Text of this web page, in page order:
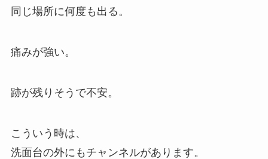
同じ場所に何度も出る。
痛みが強い。
跡が残りそうで不安。
こういう時は、
洗面台の外にもチャンネルがあります。